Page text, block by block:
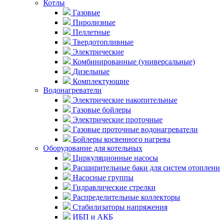
Котлы
Газовые
Пиролизные
Пеллетные
Твердотопливные
Электрические
Комбинированные (универсальные)
Дизельные
Комплектующие
Водонагреватели
Электрические накопительные
Газовые бойлеры
Электрические проточные
Газовые проточные водонагреватели
Бойлеры косвенного нагрева
Оборудование для котельных
Циркуляционные насосы
Расширительные баки для систем
Насосные группы
Гидравлические стрелки
Распределительные коллекторы
Стабилизаторы напряжения
ИБП и АКБ